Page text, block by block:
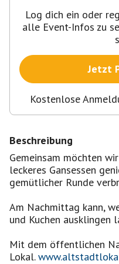
Log dich ein oder
alle Event-Infos zu
Jetzt
Kostenlose
Beschreibung
Gemeinsam möchten
leckeres Gansessen
gemütlicher Runde
Am Nachmittag kann,
und Kuchen ausklingen
Mit dem öffentlichen
Lokal.